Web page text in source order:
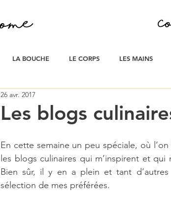
LA BOUCHE LE CORPS LES MAINS
Les blogs
26 avr. 2017
En cette semaine un peu spéciale, où
les blogs culinaires qui m’inspirent et
Bien sûr, il y en a plein et tant
sélection de mes préférées.